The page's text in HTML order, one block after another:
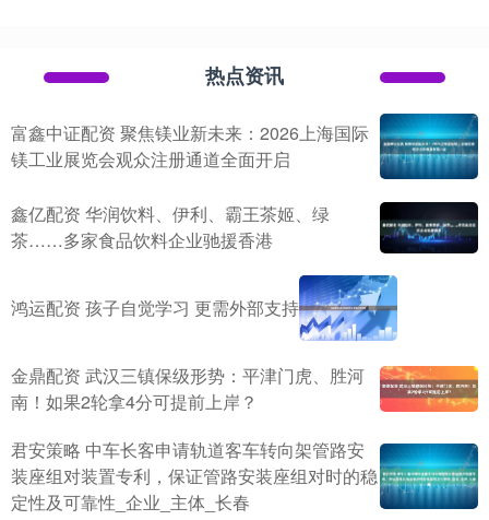
热点资讯
富鑫中证配资 聚焦镁业新未来：2026上海国际
镁工业展览会观众注册通道全面开启
鑫亿配资 华润饮料、伊利、霸王茶姬、绿
茶……多家食品饮料企业驰援香港
鸿运配资 孩子自觉学习 更需外部支持
金鼎配资 武汉三镇保级形势：平津门虎、胜河
南！如果2轮拿4分可提前上岸？
君安策略 中车长客申请轨道客车转向架管路安
装座组对装置专利，保证管路安装座组对时的稳
定性及可靠性_企业_主体_长春